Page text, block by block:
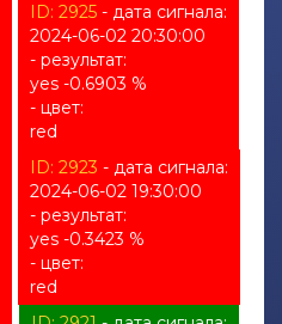
ID: 2925 - дата сигнала:
2024-06-02 20:30:00
- результат:
yes -0.6903 %
- цвет:
red
ID: 2923 - дата сигнала:
2024-06-02 19:30:00
- результат:
yes -0.3423 %
- цвет:
red